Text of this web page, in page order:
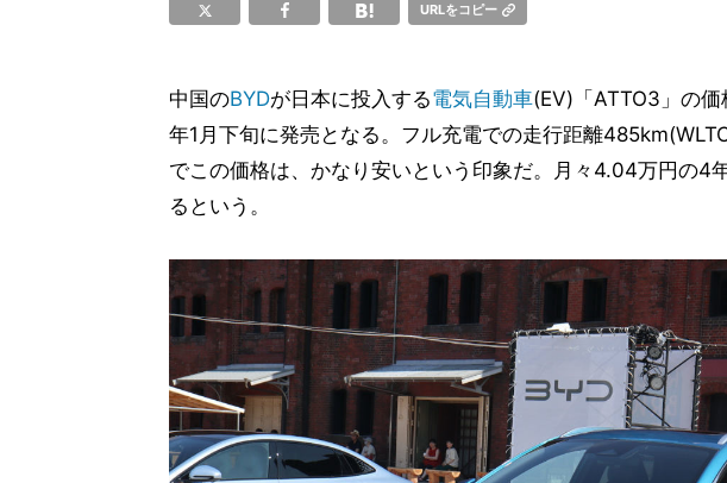
URLをコピー
中国のBYDが日本に投入する電気自動車(EV)「ATTO3」の
年1月下旬に発売となる。フル充電での走行距離
でこの価格は、かなり安いという印象だ。月々4.04万円の4
るという。